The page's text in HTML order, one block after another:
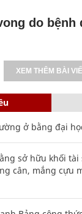
do bệnh
XEM THÊM BÀI
ở bằng đại
sở hữu khối
cân, mắng cựu